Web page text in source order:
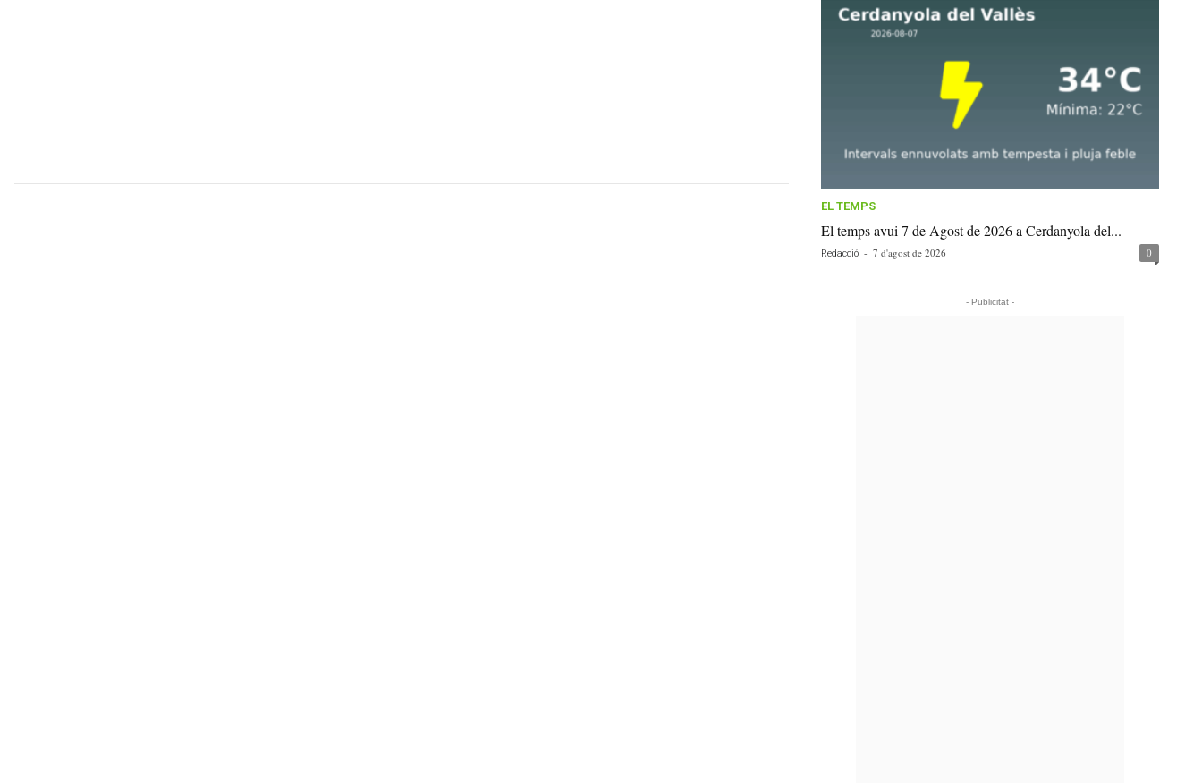
EL TEMPS
El temps avui 7 de Agost de 2026 a Cerdanyola del...
Redacció - 7 d'agost de 2026 0
- Publicitat -